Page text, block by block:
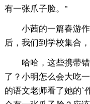
有一张爪子脸。"
小茜的一篇春游
后，我们到学校集合
哈哈，这些携带
了？小明怎么会大吃
的语文老师看了她的`